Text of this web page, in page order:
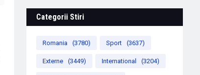
Categorii Stiri
Romania (3780) Sport (3637)
Externe (3449) International (3204)